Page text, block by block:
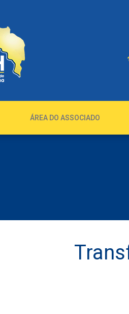
ÁREA DO ASSOCIADO